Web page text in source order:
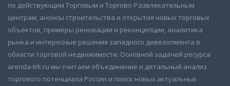
по действующим Торговым и Торгово-Развлекательным
центрам, анонсы строительства и открытия новых торговых
объектов, примеры реновации и реконцепции, аналитика
рынка и интересные решения западного девелопмента в
области торговой недвижимости. Основной задачей ресурса
arenda-trk.ru мы считаем объединение и детальный анализ
торгового потенциала России и поиск новых актуальных